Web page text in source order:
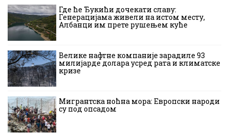
Где ће Ђукићи дочекати славу:
Генерацијама живели на истом месту,
Албанци им прете рушењем куће
Велике нафтне компаније зарадиле 93
милијарде долара усред рата и климатске
кризе
Мигрантска ноћна мора: Европски народи
су под опсадом